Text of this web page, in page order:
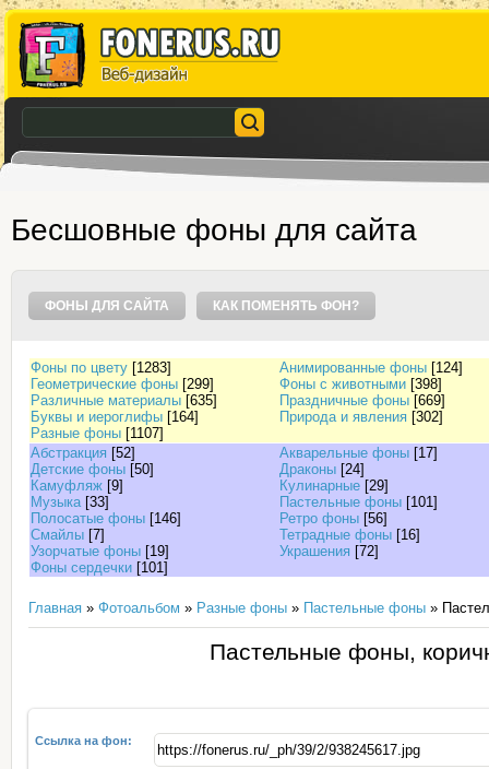
Бесшовные фоны для сайта
ФОНЫ ДЛЯ САЙТА КАК ПОМЕНЯТЬ ФОН?
Фоны по цвету [1283] Анимированные фоны [124]
Геометрические фоны [299] Фоны с животными [398]
Различные материалы [635] Праздничные фоны [669]
Буквы и иероглифы [164] Природа и явления [302]
Разные фоны [1107]
Абстракция [52] Акварельные фоны [17]
Детские фоны [50] Драконы [24]
Камуфляж [9] Кулинарные [29]
Музыка [33] Пастельные фоны [101]
Полосатые фоны [146] Ретро фоны [56]
Смайлы [7] Тетрадные фоны [16]
Узорчатые фоны [19] Украшения [72]
Фоны сердечки [101]
Главная » Фотоальбом » Разные фоны » Пастельные фоны »
Пастельные фоны,
Ссылка на фон: